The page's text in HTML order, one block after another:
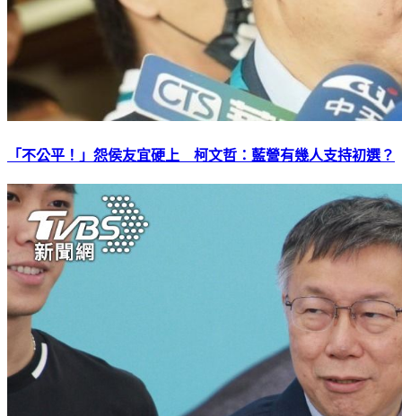
「不公平！」怨侯友宜硬上 柯文哲：藍營有幾人支持初選？